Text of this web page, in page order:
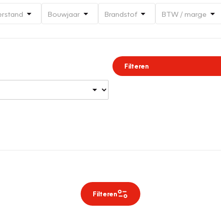
Bouwjaar Brandstof BTW / marge
Filteren
Filteren